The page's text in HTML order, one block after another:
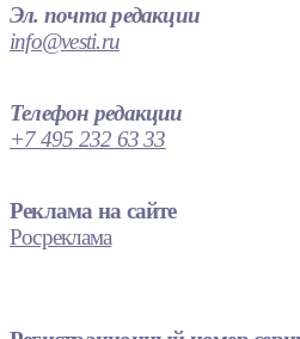
Эл. почта редакции
info@vesti.ru
Телефон редакции
+7 495 232 63 33
Реклама на сайте
Росреклама